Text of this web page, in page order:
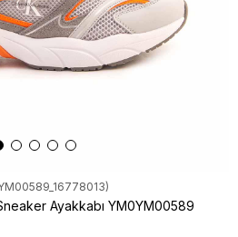
Ayakkabı YM0YM00589